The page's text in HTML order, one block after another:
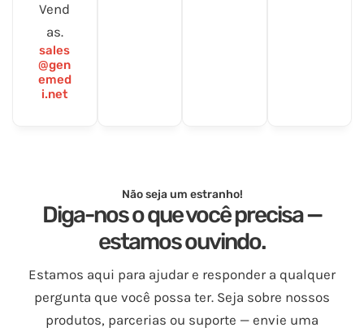
Vend
as.
sales
@gen
emed
i.net
Não seja um estranho!
Diga-nos o que você precisa —
estamos ouvindo.
Estamos aqui para ajudar e responder a qualquer
pergunta que você possa ter. Seja sobre nossos
produtos, parcerias ou suporte — envie uma